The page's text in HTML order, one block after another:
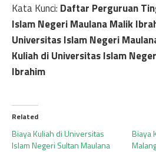
Kata Kunci: Daftar Perguruan
Islam Negeri Maulana Malik
Universitas Islam Negeri
Kuliah di Universitas Islam
Ibrahim
Related
Biaya Kuliah di Universitas
Islam Negeri Sultan Maulana
Biaya